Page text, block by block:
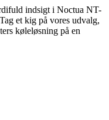
indsigt i Noctua NT-
et kig på vores udvalg,
køleløsning på en